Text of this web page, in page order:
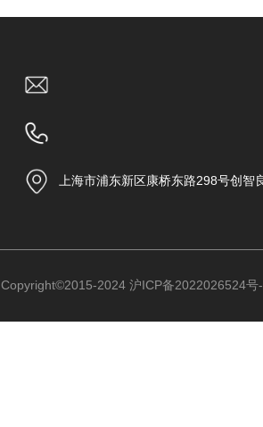
上海市浦东新区康桥东路298号创智
Copyright©2015-2024 沪ICP备2022026524号